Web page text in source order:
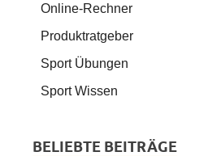
Online-Rechner
Produktratgeber
Sport Übungen
Sport Wissen
BELIEBTE BEITRÄGE